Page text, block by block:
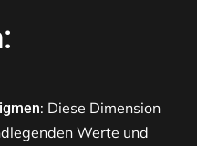
: Diese Dimension
Werte und